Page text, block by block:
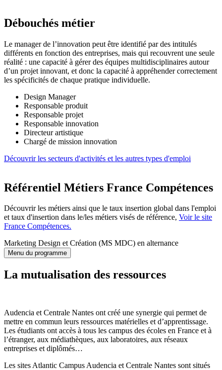
Débouchés métier
Le manager de l’innovation peut être identifié par des intitulés
différents en fonction des entreprises, mais qui recouvrent une seule
réalité : une capacité à gérer des équipes multidisciplinaires autour
d’un projet innovant, et donc la capacité à appréhender correctement
les spécificités de chaque pratique individuelle.
Design Manager
Responsable produit
Responsable projet
Responsable innovation
Directeur artistique
Chargé de mission innovation
Découvrir les secteurs d'activités et les autres types d'emploi
Référentiel Métiers France Compétences
Découvrir les métiers ainsi que le taux insertion global dans l'emploi
et taux d'insertion dans le/les métiers visés de référence, Voir le site
France Compétences.
Marketing Design et Création (MS MDC) en alternance
Menu du programme
La mutualisation des ressources
Audencia et Centrale Nantes ont créé une synergie qui permet de
mettre en commun leurs ressources matérielles et d’apprentissage.
Les étudiants ont accès à tous les campus des écoles en France et à
l’étranger, aux médiathèques, aux laboratoires, aux réseaux
entreprises et diplômés…
Les sites Atlantic Campus Audencia et Centrale Nantes sont situés